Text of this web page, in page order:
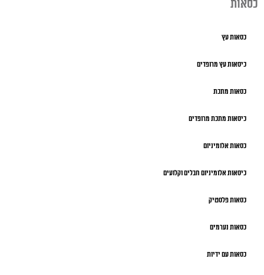
כסאות
כסאות עץ
כיסאות עץ מרופדים
כסאות מתכת
כיסאות מתכת מרופדים
כסאות אלומיניום
כיסאות אלומיניום חבלים וקלועים
כסאות פלסטיק
כסאות נערמים
כסאות עם ידיות